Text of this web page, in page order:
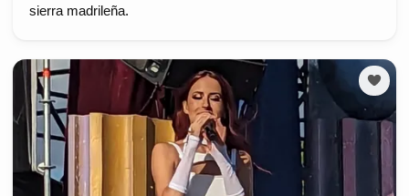
sierra madrileña.